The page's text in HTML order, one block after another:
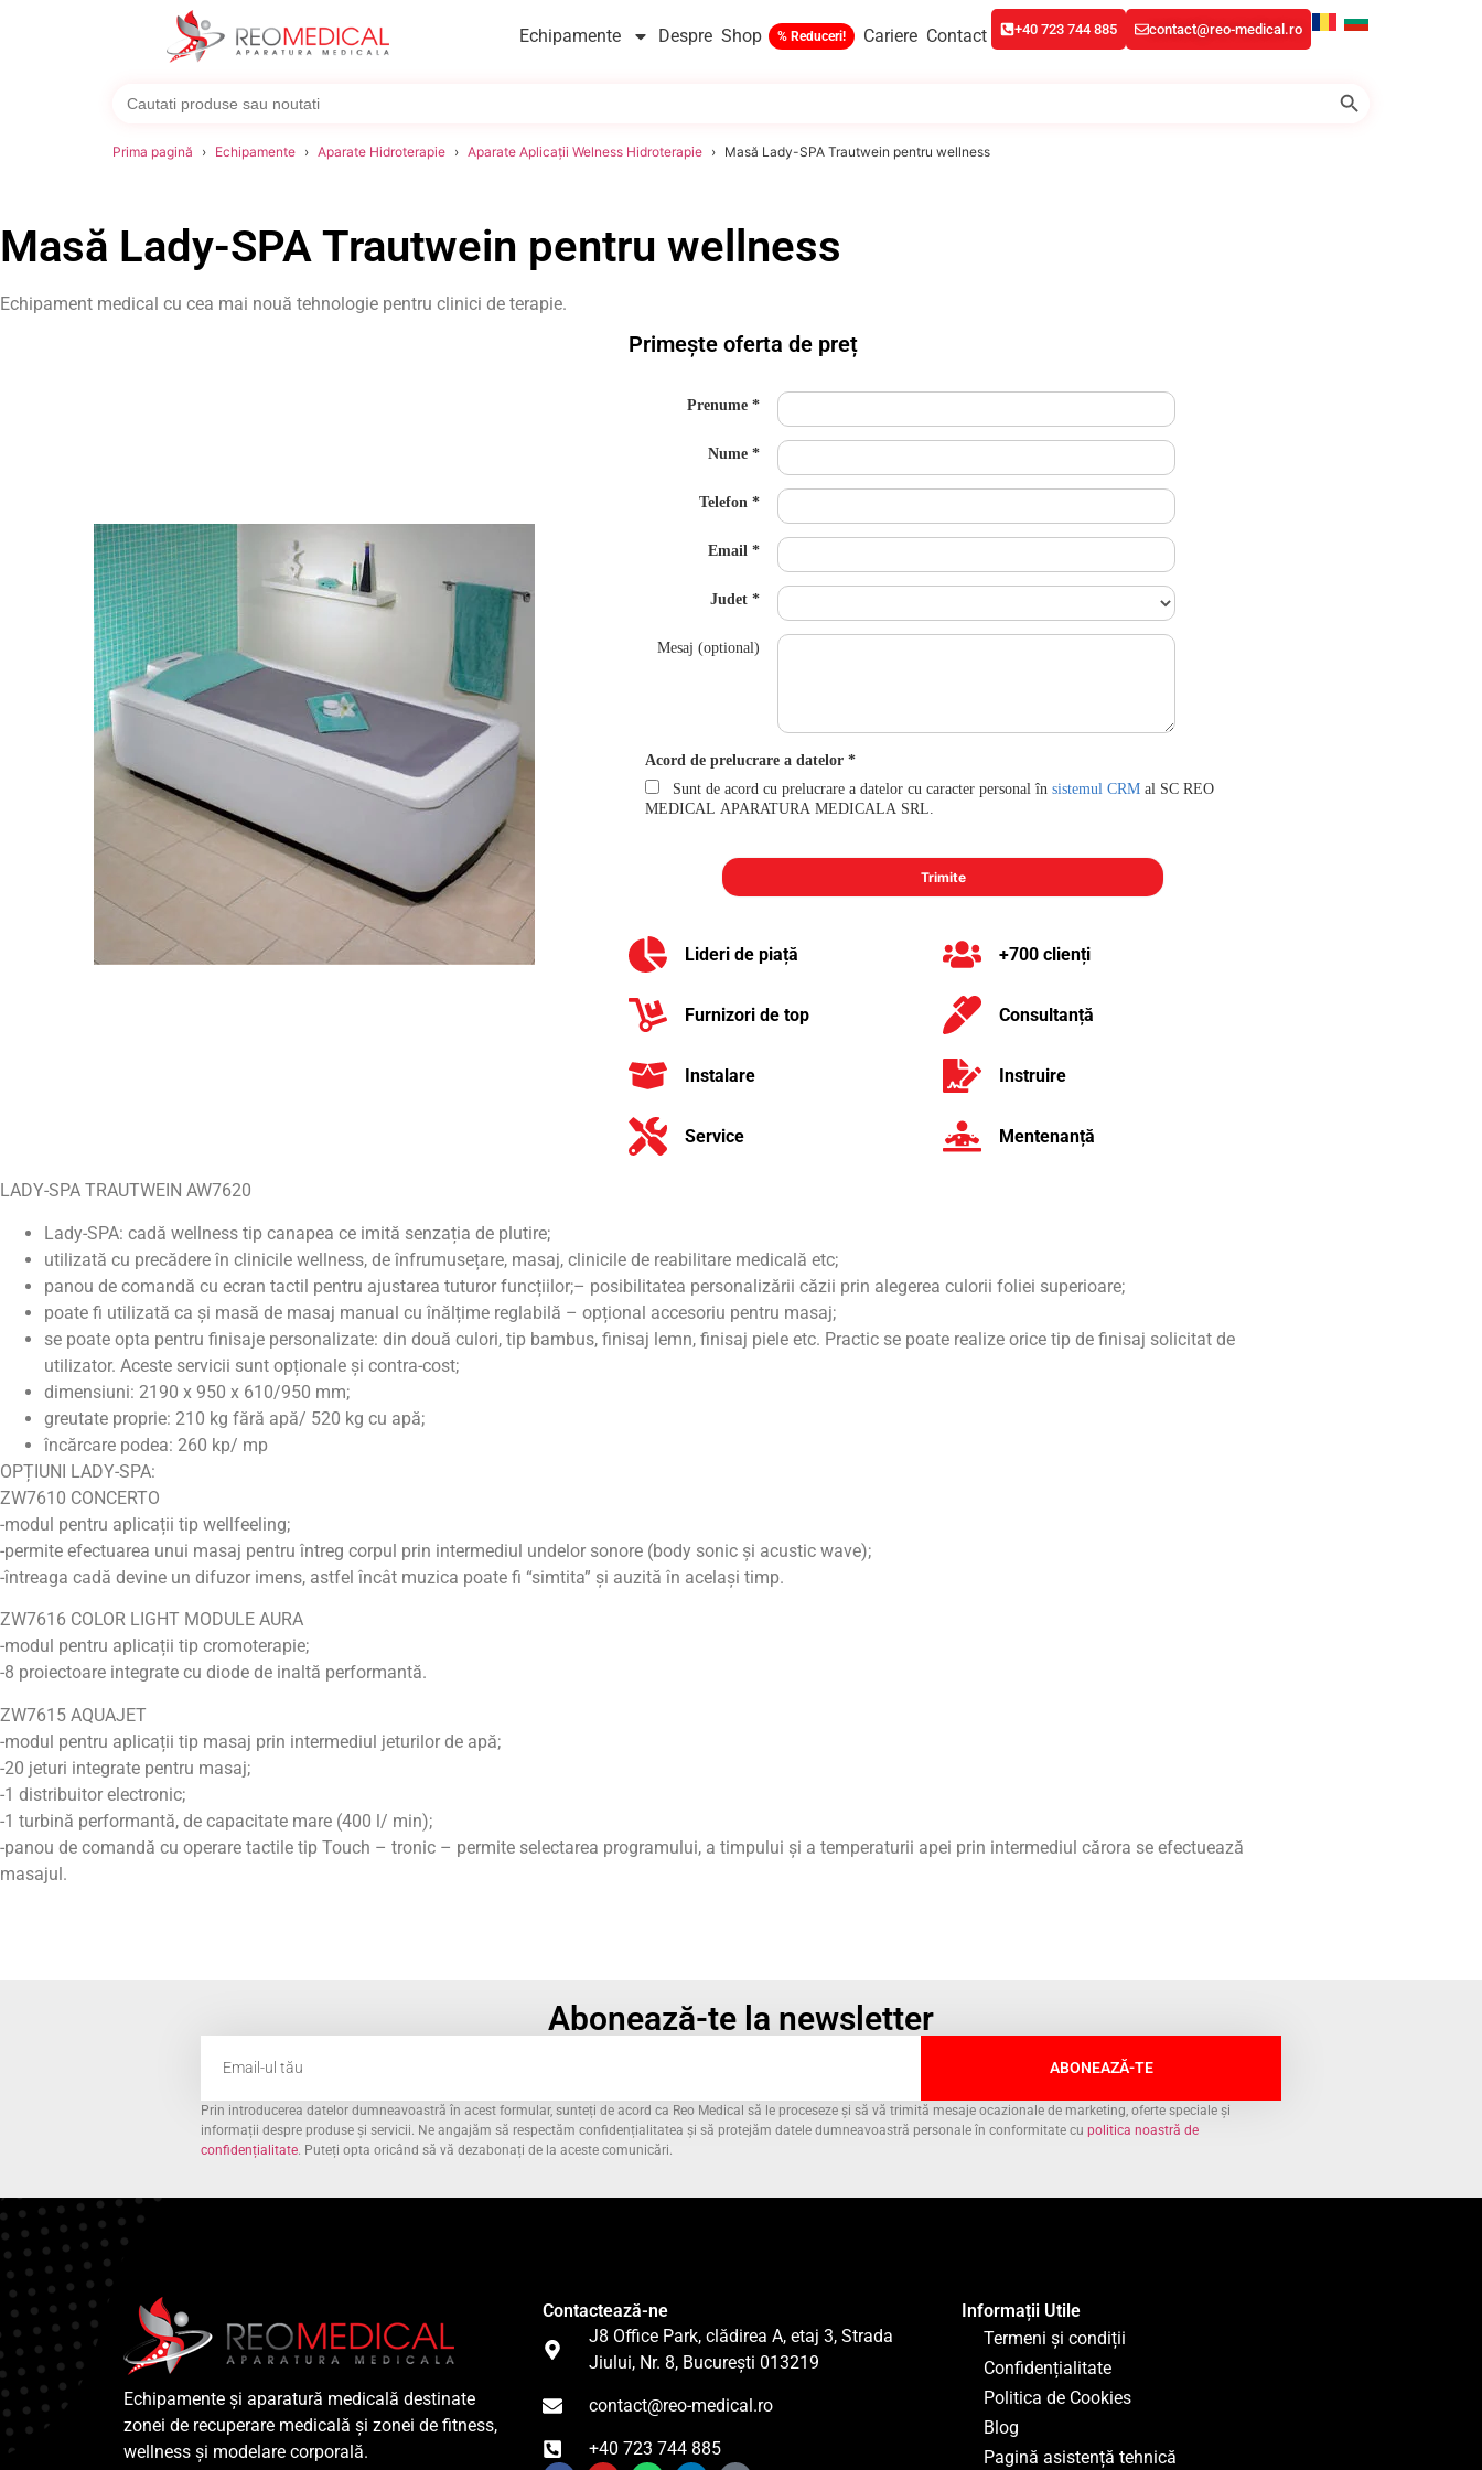
Echipamente Despre Shop Cariere Contact +40 723 744 885 contact@reo-medical.ro
for:
Prima pagină Echipamente Aparate Hidroterapie Aparate Aplicații Welness Hidroterapie Masă Lady-SPA Trautwein pentru wellness
Masă Lady-SPA Trautwein pentru wellness
Echipament medical cu cea mai nouă tehnologie pentru clinici de terapie.
Primește oferta de preț
Prenume
Nume
Telefon
Email
Judet
Mesaj (optional)
Acord de prelucrare a datelor
Sunt de acord cu prelucrare a datelor cu caracter personal însistemul CRM al SC REO
MEDICAL APARATURA MEDICALA SRL.
Lideri de piață
Furnizori de top
Instalare
Service
+700 clienți
Consultanță
Instruire
Mentenanță
LADY-SPA TRAUTWEIN AW7620
Lady-SPA: cadă wellness tip canapea ce imită senzația de plutire;
utilizată cu precădere în clinicile wellness, de înfrumusețare, masaj, clinicile de reabilitare medicală etc;
panou de comandă cu ecran tactil pentru ajustarea tuturor funcțiilor;– posibilitatea personalizării căzii prin alegerea culorii foliei superioare;
poate fi utilizată ca și masă de masaj manual cu înălțime reglabilă – opțional accesoriu pentru masaj;
se poate opta pentru finisaje personalizate: din două culori, tip bambus, finisaj lemn, finisaj piele etc. Practic se poate realize orice tip de finisaj solicitat de
utilizator. Aceste servicii sunt opționale și contra-cost;
dimensiuni: 2190 x 950 x 610/950 mm;
greutate proprie: 210 kg fără apă/ 520 kg cu apă;
încărcare podea: 260 kp/ mp
OPȚIUNI LADY-SPA:
ZW7610 CONCERTO
-modul pentru aplicații tip wellfeeling;
-permite efectuarea unui masaj pentru întreg corpul prin intermediul undelor sonore (body sonic și acustic wave);
-întreaga cadă devine un difuzor imens, astfel încât muzica poate fi “simtita” și auzită în același timp.
ZW7616 COLOR LIGHT MODULE AURA
-modul pentru aplicații tip cromoterapie;
-8 proiectoare integrate cu diode de inaltă performantă.
ZW7615 AQUAJET
-modul pentru aplicații tip masaj prin intermediul jeturilor de apă;
-20 jeturi integrate pentru masaj;
-1 distribuitor electronic;
-1 turbină performantă, de capacitate mare (400 l/ min);
-panou de comandă cu operare tactile tip Touch – tronic – permite selectarea programului, a timpului și a temperaturii apei prin intermediul cărora se efectuează
masajul.
Abonează-te la newsletter
ABONEAZĂ-TE
Prin introducerea datelor dumneavoastră în acest formular, sunteți de acord ca Reo Medical să le proceseze și să vă trimită mesaje ocazionale de marketing, oferte speciale și
informații despre produse și servicii. Ne angajăm să respectăm confidențialitatea și să protejăm datele dumneavoastră personale în conformitate cu politica noastră de
confidențialitate. Puteți opta oricând să vă dezabonați de la aceste comunicări.
Echipamente și aparatură medicală destinate
zonei de recuperare medicală și zonei de fitness,
wellness și modelare corporală.
Contactează-ne
J8 Office Park, clădirea A, etaj 3, Strada
Jiului, Nr. 8, București 013219
contact@reo-medical.ro
+40 723 744 885
Informații Utile
Termeni și condiții
Confidențialitate
Politica de Cookies
Blog
Pagină asistență tehnică